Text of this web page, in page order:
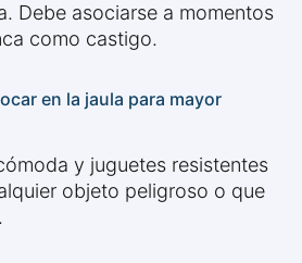
Debe asociarse a momentos
como castigo.
en la jaula para mayor
y juguetes resistentes
objeto peligroso o que